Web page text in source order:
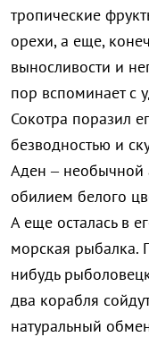
тропические
орехи, а еще,
выносливости и
пор вспоминает с
Сокотра поразил
безводностью и
Аден – необычной
обилием белого
А еще осталась в
морская рыбалка.
нибудь
два корабля
натуральный